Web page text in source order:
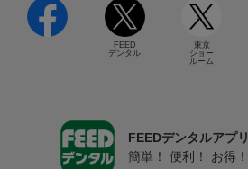
FEED
デンタル
東京
ショー
ルーム
FEEDデンタルアプリ
簡単！ 便利！ お得！